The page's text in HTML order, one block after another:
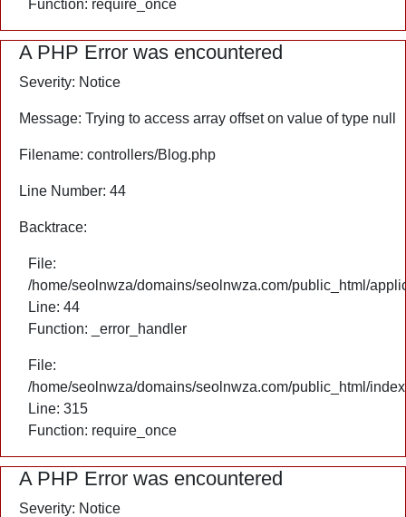
Function: require_once
A PHP Error was encountered
Severity: Notice
Message: Trying to access array offset on value of type null
Filename: controllers/Blog.php
Line Number: 44
Backtrace:
File:
/home/seolnwza/domains/seolnwza.com/public_html/
Line: 44
Function: _error_handler
File:
/home/seolnwza/domains/seolnwza.com/public_html/
Line: 315
Function: require_once
A PHP Error was encountered
Severity: Notice